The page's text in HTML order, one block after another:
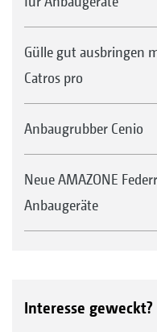
Gülle gut ausbringen
Catros pro
Anbaugrubber Cenio
Neue AMAZONE
Anbaugeräte
Interesse geweckt?